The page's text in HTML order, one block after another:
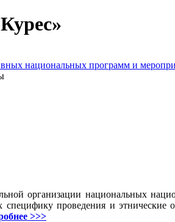
национальных программ и
организации национальных
проведения и
>>>